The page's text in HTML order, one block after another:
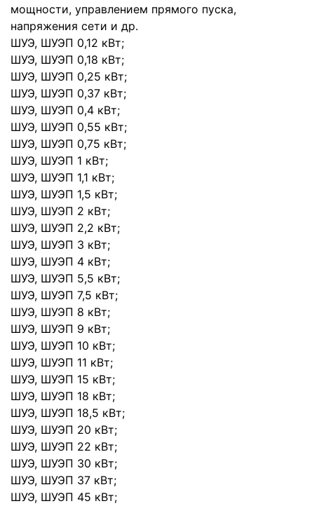
мощности, управлением прямого пуска,
напряжения сети и др.
ШУЭ, ШУЭП 0,12 кВт;
ШУЭ, ШУЭП 0,18 кВт;
ШУЭ, ШУЭП 0,25 кВт;
ШУЭ, ШУЭП 0,37 кВт;
ШУЭ, ШУЭП 0,4 кВт;
ШУЭ, ШУЭП 0,55 кВт;
ШУЭ, ШУЭП 0,75 кВт;
ШУЭ, ШУЭП 1 кВт;
ШУЭ, ШУЭП 1,1 кВт;
ШУЭ, ШУЭП 1,5 кВт;
ШУЭ, ШУЭП 2 кВт;
ШУЭ, ШУЭП 2,2 кВт;
ШУЭ, ШУЭП 3 кВт;
ШУЭ, ШУЭП 4 кВт;
ШУЭ, ШУЭП 5,5 кВт;
ШУЭ, ШУЭП 7,5 кВт;
ШУЭ, ШУЭП 8 кВт;
ШУЭ, ШУЭП 9 кВт;
ШУЭ, ШУЭП 10 кВт;
ШУЭ, ШУЭП 11 кВт;
ШУЭ, ШУЭП 15 кВт;
ШУЭ, ШУЭП 18 кВт;
ШУЭ, ШУЭП 18,5 кВт;
ШУЭ, ШУЭП 20 кВт;
ШУЭ, ШУЭП 22 кВт;
ШУЭ, ШУЭП 30 кВт;
ШУЭ, ШУЭП 37 кВт;
ШУЭ, ШУЭП 45 кВт;